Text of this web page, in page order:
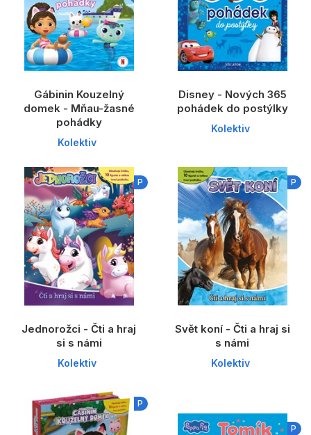
Jazyky
Kalendáře
Komiks
Křížovky
Kuchařky
Počítače
Poezie
Populárně - naučná pro dospělé
Populárně - naučné pro děti
Předškoláci
Příroda a zahrada
Umění a kultura
Výchova a pedagogika
Young adult
Zdraví a životní styl
Gábinin Kouzelný
domek - Mňau-žasné
pohádky
Kolektiv
Disney - Nových 365
pohádek do postýlky
Kolektiv
P
Jednorožci - Čti a hraj
si s námi
Kolektiv
P
Svět koní - Čti a hraj si
s námi
Kolektiv
P
P